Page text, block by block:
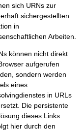
sich URNs zur
sichergestellten
in
Arbeiten.
können nicht direkt
aufgerufen
sondern werden
eines
in URLs
Die persistente
dieses Links
hier durch den